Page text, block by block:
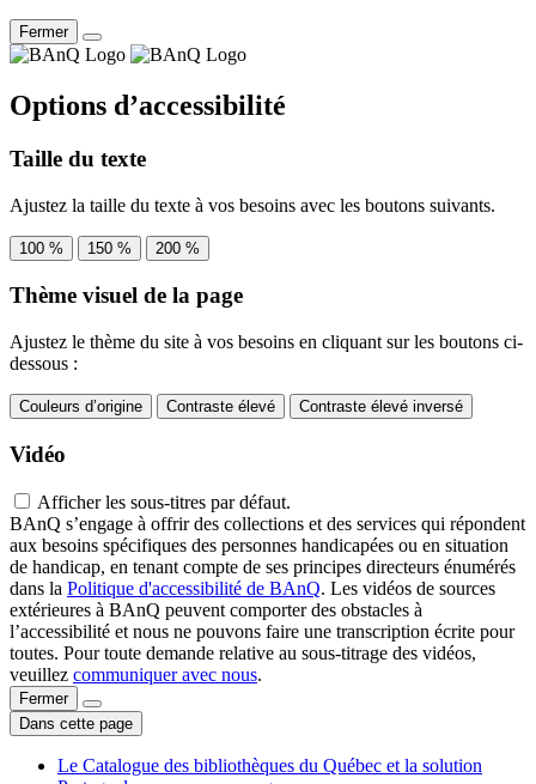
Fermer
Options d’accessibilité
Taille du texte
Ajustez la taille du texte à vos besoins avec les boutons suivants.
100 % 150 % 200 %
Thème visuel de la page
Ajustez le thème du site à vos besoins en cliquant sur les boutons ci-
dessous :
Couleurs d’origine Contraste élevé Contraste élevé inversé
Vidéo
Afficher les sous-titres par défaut.
BAnQ s’engage à offrir des collections et des services qui répondent
aux besoins spécifiques des personnes handicapées ou en situation
de handicap, en tenant compte de ses principes directeurs énumérés
dans la Politique d'accessibilité de BAnQ. Les vidéos de sources
extérieures à BAnQ peuvent comporter des obstacles à
l’accessibilité et nous ne pouvons faire une transcription écrite pour
toutes. Pour toute demande relative au sous-titrage des vidéos,
veuillez communiquer avec nous.
Fermer
Dans cette page
Le Catalogue des bibliothèques du Québec et la solution